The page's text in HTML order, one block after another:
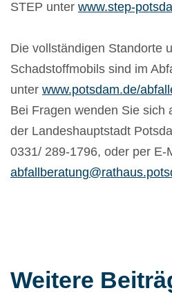
STEP unter www.step-
Die vollständigen Standorte
Schadstoffmobils sind im
unter www.potsdam.de/
Bei Fragen wenden Sie sich
der Landeshauptstadt
0331/ 289-1796, oder per E-
Weitere